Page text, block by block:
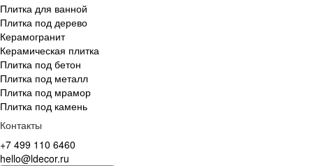
Плитка для ванной
Плитка под дерево
Керамогранит
Керамическая плитка
Плитка под бетон
Плитка под металл
Плитка под мрамор
Плитка под камень
Контакты
+7 499 110 6460
hello@ldecor.ru